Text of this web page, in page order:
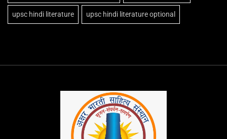
upsc hindi literature upsc hindi literature optional